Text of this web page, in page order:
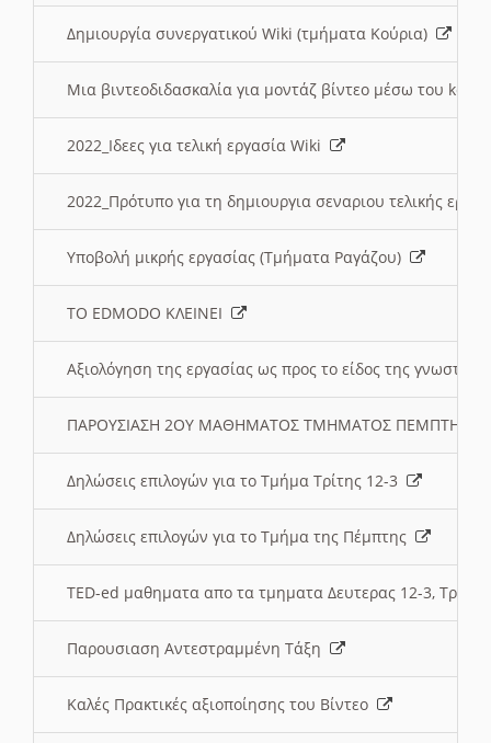
Δημιουργία συνεργατικού Wiki (τμήματα Κούρια)
Μια βιντεοδιδασκαλία για μοντάζ βίντεο μέσω του
2022_Ιδεες για τελική εργασία Wiki
2022_Πρότυπο για τη δημιουργια σεναριου τελικής
Υποβολή μικρής εργασίας (Τμήματα Ραγάζου)
ΤΟ EDMODO ΚΛΕΙΝΕΙ
Αξιολόγηση της εργασίας ως προς το είδος της
ΠΑΡΟΥΣΙΑΣΗ 2ΟΥ ΜΑΘΗΜΑΤΟΣ ΤΜΗΜΑΤΟΣ
Δηλώσεις επιλογών για το Τμήμα Τρίτης 12-3
Δηλώσεις επιλογών για το Τμήμα της Πέμπτης
TED-ed μαθηματα απο τα τμηματα Δευτερας 12-3,
Παρουσιαση Αντεστραμμένη Τάξη
Καλές Πρακτικές αξιοποίησης του Βίντεο